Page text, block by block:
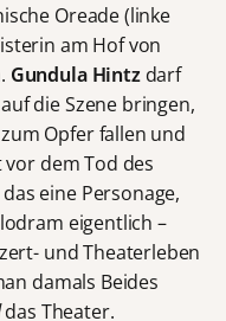
Oreade (linke
am Hof von
Gundula Hintz darf
die Szene bringen,
Opfer fallen und
dem Tod des
eine Personage,
eigentlich –
und Theaterleben
damals Beides
das Theater.